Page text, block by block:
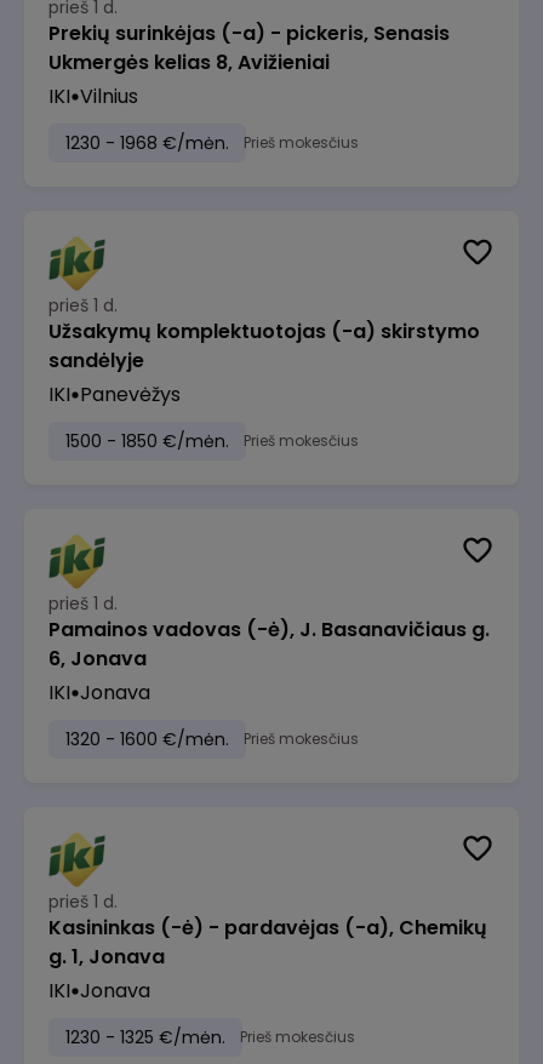
prieš 1 d.
Prekių surinkėjas (-a) - pickeris, Senasis
Ukmergės kelias 8, Avižieniai
IKI Vilnius
1230 - 1968 €/mėn. Prieš mokesčius
prieš 1 d.
Užsakymų komplektuotojas (-a) skirstymo
sandėlyje
IKI Panevėžys
1500 - 1850 €/mėn. Prieš mokesčius
prieš 1 d.
Pamainos vadovas (-ė), J. Basanavičiaus g.
6, Jonava
IKI Jonava
1320 - 1600 €/mėn. Prieš mokesčius
prieš 1 d.
Kasininkas (-ė) - pardavėjas (-a), Chemikų
g. 1, Jonava
IKI Jonava
1230 - 1325 €/mėn. Prieš mokesčius